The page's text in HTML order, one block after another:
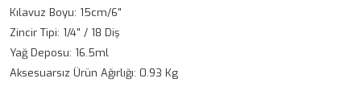
Kılavuz Boyu: 15cm/6"
Zincir Tipi: 1/4" / 18 Diş
Yağ Deposu: 16.5ml
Aksesuarsız Ürün Ağırlığı: 0.93 Kg